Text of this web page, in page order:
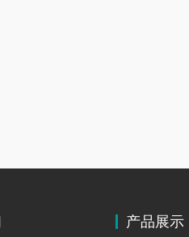
产品展示